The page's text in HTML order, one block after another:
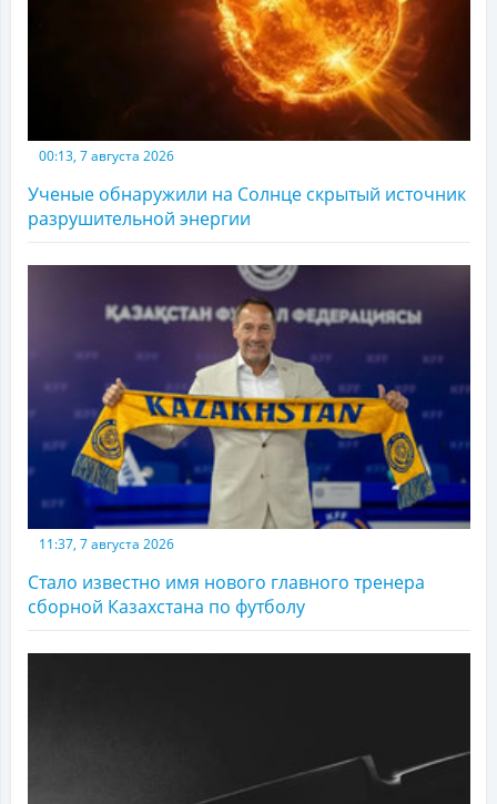
00:13, 7 августа 2026
Ученые обнаружили на Солнце скрытый источник
разрушительной энергии
11:37, 7 августа 2026
Стало известно имя нового главного тренера
сборной Казахстана по футболу